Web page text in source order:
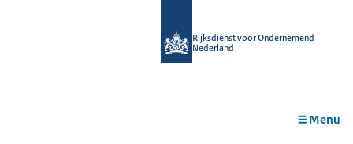
Rijksdienst voor Ondernemend
Nederland
Menu